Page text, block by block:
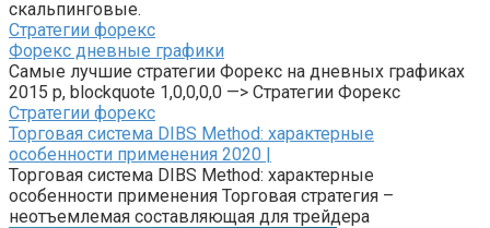
скальпинговые.
Стратегии форекс
Форекс дневные графики
Самые лучшие стратегии Форекс на дневных графиках
2015 p, blockquote 1,0,0,0,0 —> Стратегии Форекс
Стратегии форекс
Торговая система DIBS Method: характерные
особенности применения 2020 |
Торговая система DIBS Method: характерные
особенности применения Торговая стратегия –
неотъемлемая составляющая для трейдера